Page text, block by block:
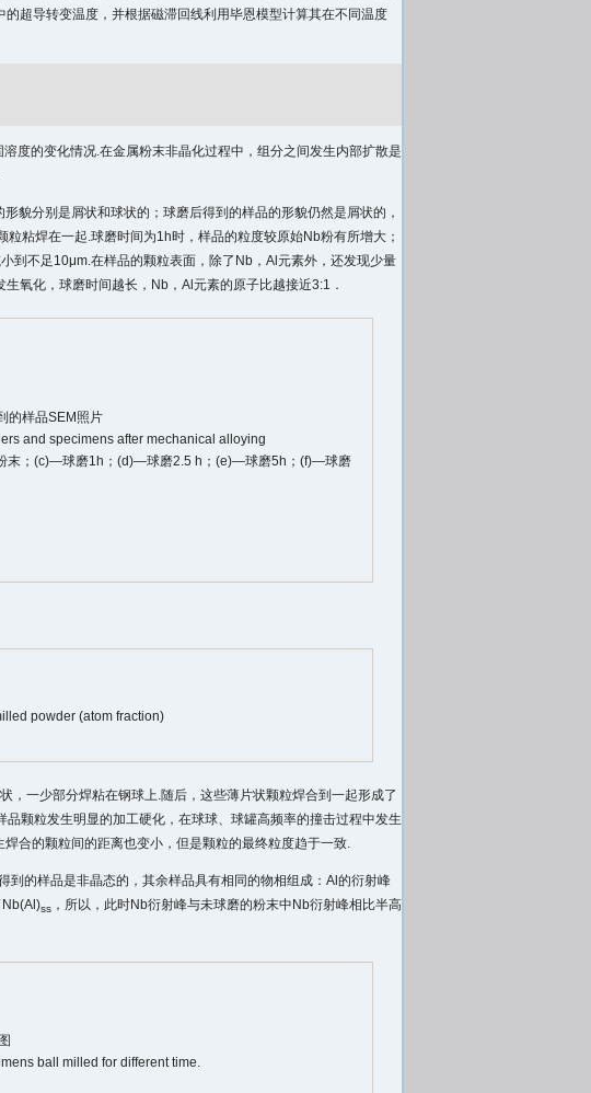
超导转变温度，并根据磁滞回线利用毕恩模型计算其在不同温度
度的变化情况.在金属粉末非晶化过程中，组分之间发生内部扩散是
貌分别是屑状和球状的；球磨后得到的样品的形貌仍然是屑状的，
粘焊在一起.球磨时间为1h时，样品的粒度较原始Nb粉有所增大；
到不足10μm.在样品的颗粒表面，除了Nb，Al元素外，还发现少量
氧化，球磨时间越长，Nb，Al元素的原子比越接近3:1．
的样品SEM照片
and specimens after mechanical alloying
末；(c)—球磨1h；(d)—球磨2.5 h；(e)—球磨5h；(f)—球磨
powder (atom fraction)
，一少部分焊粘在钢球上.随后，这些薄片状颗粒焊合到一起形成了
颗粒发生明显的加工硬化，在球球、球罐高频率的撞击过程中发生
焊合的颗粒间的距离也变小，但是颗粒的最终粒度趋于一致.
的样品是非晶态的，其余样品具有相同的物相组成：Al的衍射峰
Nb(Al)ss ，所以，此时Nb衍射峰与未球磨的粉末中Nb衍射峰相比半高
ball milled for different time.